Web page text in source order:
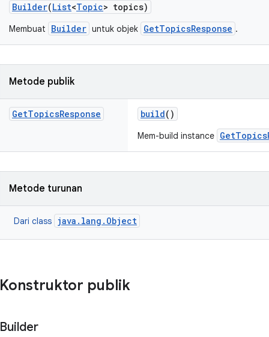
Builder(List<Topic> topics)
Membuat Builder untuk objek GetTopicsResponse .
Metode publik
GetTopicsResponse build()
Mem-build instance
Metode turunan
Dari class java.lang.Object
Konstruktor publik
Builder